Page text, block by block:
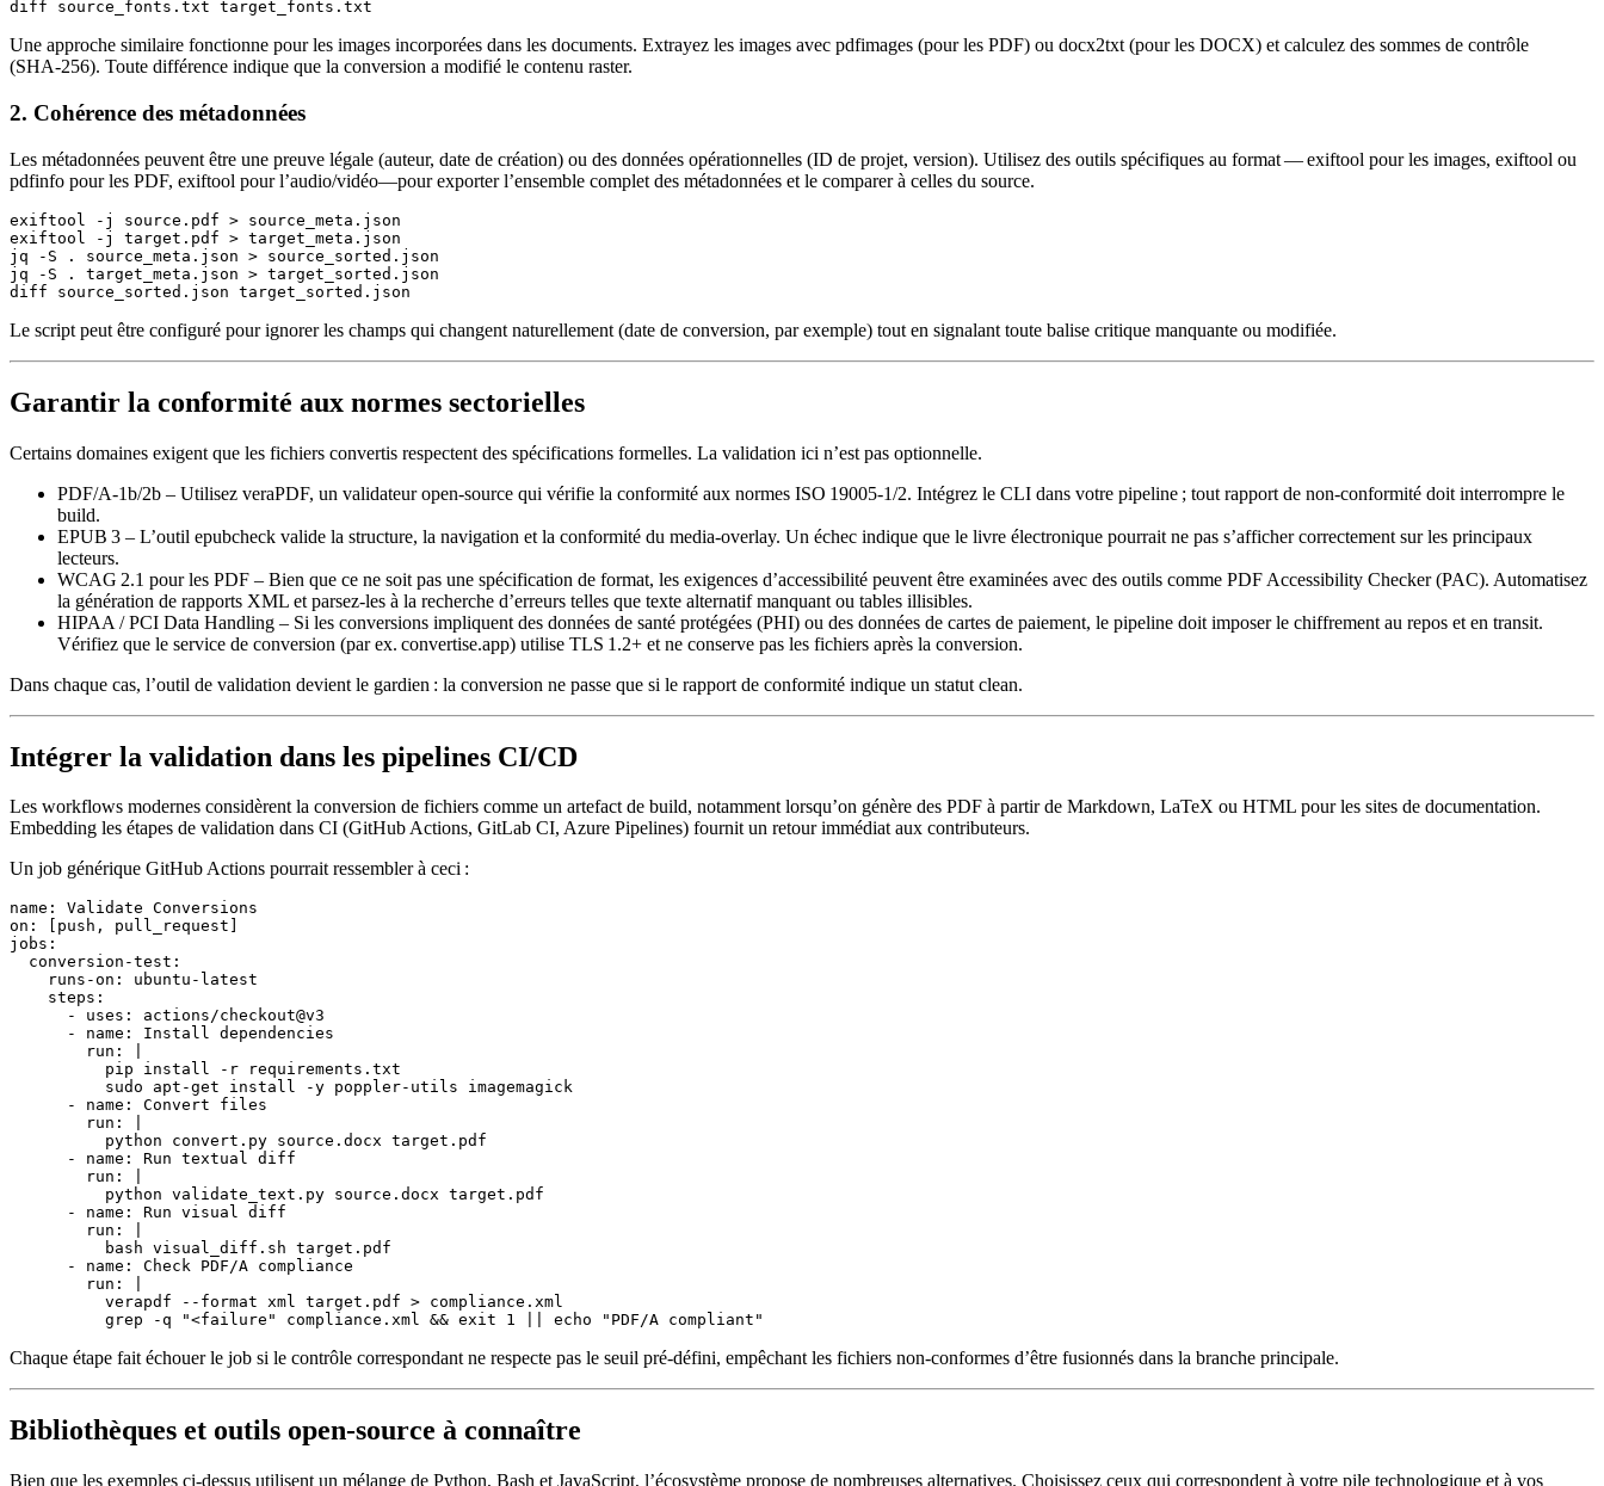
Une approche similaire fonctionne pour les images incorporées dans les documents. Extrayez les images avec pdfimages (pour les PDF) ou docx2txt(pour les DOCX) et calculez des sommes de contrôle
(SHA‑256). Toute différence indique que la conversion a modifié le contenu raster.
2. Cohérence des métadonnées
Les métadonnées peuvent être une preuve légale (auteur, date de création) ou des données opérationnelles (ID de projet, version). Utilisez des outils spécifiques au format —exiftool pour les images, exiftool ou
pdfinfo pour les PDF, exiftool pour l’audio/vidéo—pour exporter l’ensemble complet des métadonnées et le comparer à celles du source.
exiftool -j source.pdf > source_meta.json
exiftool -j target.pdf > target_meta.json
jq -S . source_meta.json > source_sorted.json
jq -S . target_meta.json > target_sorted.json
Le script peut être configuré pour ignorer les champs qui changent naturellement (date de conversion, par exemple) tout en signalant toute balise critique manquante ou modifiée.
Garantir la conformité aux normes sectorielles
Certains domaines exigent que les fichiers convertis respectent des spécifications formelles. La validation ici n’est pas optionnelle.
PDF/A‑1b/2b – Utilisez veraPDF, un validateur open‑source qui vérifie la conformité aux normes ISO 19005‑1/2. Intégrez le CLI dans votre pipeline ; tout rapport de non‑conformité doit interrompre le
build.
EPUB 3 – L’outil epubcheck valide la structure, la navigation et la conformité du media‑overlay. Un échec indique que le livre électronique pourrait ne pas s’afficher correctement sur les principaux
lecteurs.
WCAG 2.1 pour les PDF – Bien que ce ne soit pas une spécification de format, les exigences d’accessibilité peuvent être examinées avec des outils comme PDF Accessibility Checker (PAC). Automatisez
la génération de rapports XML et parsez‑les à la recherche d’erreurs telles que texte alternatif manquant ou tables illisibles.
HIPAA / PCI Data Handling – Si les conversions impliquent des données de santé protégées (PHI) ou des données de cartes de paiement, le pipeline doit imposer le chiffrement au repos et en transit.
Vérifiez que le service de conversion (par ex. convertise.app) utilise TLS 1.2+ et ne conserve pas les fichiers après la conversion.
Dans chaque cas, l’outil de validation devient le gardien : la conversion ne passe que si le rapport de conformité indique un statut clean.
Intégrer la validation dans les pipelines CI/CD
Les workflows modernes considèrent la conversion de fichiers comme un artefact de build, notamment lorsqu’on génère des PDF à partir de Markdown, LaTeX ou HTML pour les sites de documentation.
Embedding les étapes de validation dans CI (GitHub Actions, GitLab CI, Azure Pipelines) fournit un retour immédiat aux contributeurs.
Un job générique GitHub Actions pourrait ressembler à ceci :
name: Validate Conversions
on: [push, pull_request]
jobs:
  conversion-test:
    runs-on: ubuntu-latest
    steps:
      - uses: actions/checkout@v3
      - name: Install dependencies
        run: |
          pip install -r requirements.txt
          sudo apt-get install -y poppler-utils imagemagick
      - name: Convert files
        run: |
          python convert.py source.docx target.pdf
      - name: Run textual diff
        run: |
          python validate_text.py source.docx target.pdf
      - name: Run visual diff
        run: |
          bash visual_diff.sh target.pdf
      - name: Check PDF/A compliance
        run: |
          verapdf --format xml target.pdf > compliance.xml
Chaque étape fait échouer le job si le contrôle correspondant ne respecte pas le seuil pré‑défini, empêchant les fichiers non‑conformes d’être fusionnés dans la branche principale.
Bibliothèques et outils open‑source à connaître
Bien que les exemples ci‑dessus utilisent un mélange de Python, Bash et JavaScript, l’écosystème propose de nombreuses alternatives. Choisissez ceux qui correspondent à votre pile technologique et à vos